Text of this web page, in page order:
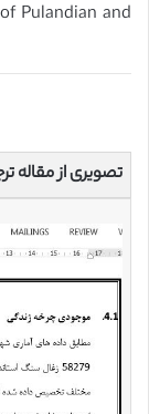
Pulandian and
تصویری از مقاله